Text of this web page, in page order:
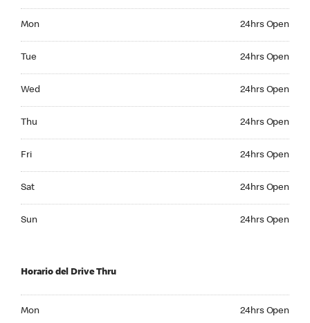
Mon 24hrs Open
Tue 24hrs Open
Wed 24hrs Open
Thu 24hrs Open
Fri 24hrs Open
Sat 24hrs Open
Sun 24hrs Open
Horario del Drive Thru
Mon 24hrs Open